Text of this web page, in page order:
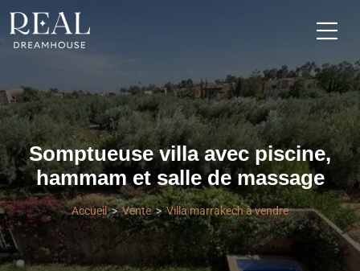
Somptueuse villa avec piscine,
hammam et salle de massage
Accueil Vente Villa marrakech à vendre